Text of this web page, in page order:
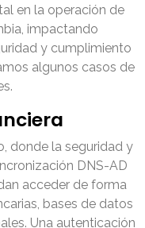
en la operación de
impactando
y cumplimiento
algunos casos de
donde la seguridad y
DNS-AD
acceder de forma
bases de datos
Una autenticación